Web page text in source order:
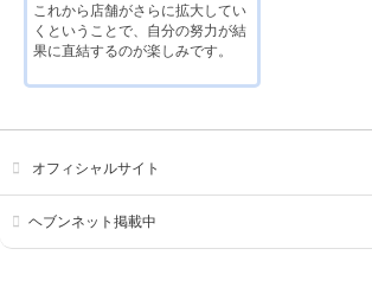
これから店舗がさらに拡大してい
くということで、自分の努力が結
果に直結するのが楽しみです。
オフィシャルサイト
ヘブンネット掲載中